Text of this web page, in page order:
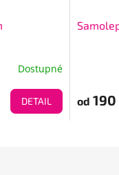
Dostupné
DETAIL od 190